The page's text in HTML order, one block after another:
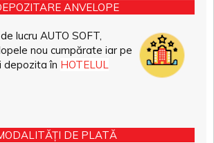
ANVELOPE
lucru AUTO SOFT,
nou cumpărate iar pe
depozita în HOTELUL
DE PLATĂ